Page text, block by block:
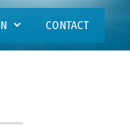
CONTACT